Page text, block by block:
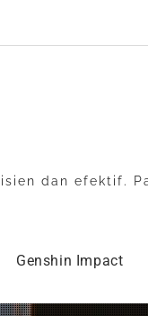
dan efektif.
Genshin Impact